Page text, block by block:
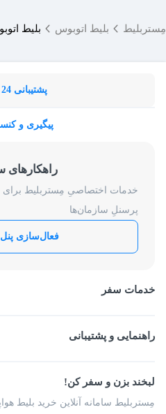
مِستربلیط بلیط اتوبوس بلیط
پشتیبانی 24 ساعته
پیگیری و
راهکارهای
خدمات اختصاصیِ مِستربلیط برای
پرسنلِ سازمان‌ها
فعال‌سازی
خدمات سفر
بلیط قطار
راهنمایی و پشتیبانی
شرایط و مقررات
راهکار سازمانی
لبخند بزن و سفر کن!
مِستربلیط سامانه آنلاین خرید بلیط